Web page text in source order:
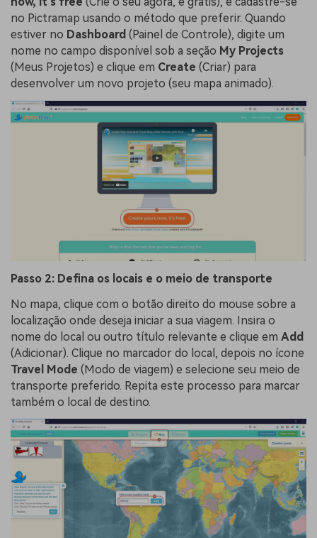
no Pictramap usando o método que preferir. Quando
estiver no Dashboard (Painel de Controle), digite um
nome no campo disponível sob a seção My Projects
(Meus Projetos) e clique em Create (Criar) para
desenvolver um novo projeto (seu mapa animado).
Passo 2: Defina os locais e o meio de transporte
No mapa, clique com o botão direito do mouse sobre a
localização onde deseja iniciar a sua viagem. Insira o
nome do local ou outro título relevante e clique em Add
(Adicionar). Clique no marcador do local, depois no ícone
Travel Mode (Modo de viagem) e selecione seu meio de
transporte preferido. Repita este processo para marcar
também o local de destino.